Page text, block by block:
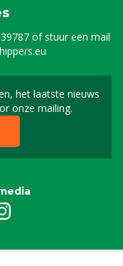
of stuur een mail
het laatste nieuws
onze mailing.
je in voor onze